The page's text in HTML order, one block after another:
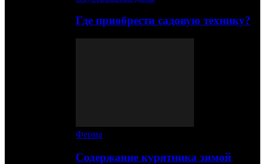
Где приобрести садовую технику?
Ферма
Содержание курятника зимой